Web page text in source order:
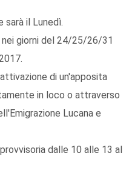
sarà il Lunedì.
nei giorni del 24/25/26/31
di un'apposita
in loco o attraverso
Lucana e
dalle 10 alle 13 al